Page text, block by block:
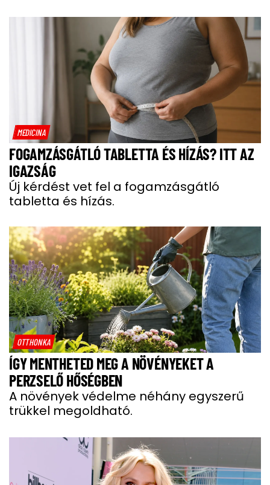
MEDICINA
FOGAMZÁSGÁTLÓ TABLETTA ÉS HÍZÁS? ITT AZ
IGAZSÁG
Új kérdést vet fel a fogamzásgátló
tabletta és hízás.
OTTHONKA
ÍGY MENTHETED MEG A NÖVÉNYEKET A
PERZSELŐ HŐSÉGBEN
A növények védelme néhány egyszerű
trükkel megoldható.